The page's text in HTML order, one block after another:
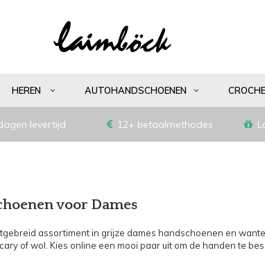
HEREN AUTOHANDSCHOENEN
levertijd 12+ betaalmethodes
voor Dames
assortiment in grijze dames handschoenen en
of wol. Kies online een mooi paar uit om de handen te